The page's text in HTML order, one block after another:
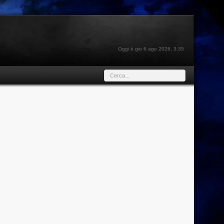
Oggi è gio 6 ago 2026, 3:35